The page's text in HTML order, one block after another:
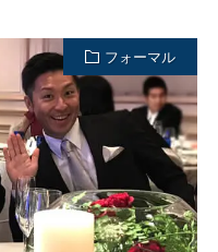
フォーマル